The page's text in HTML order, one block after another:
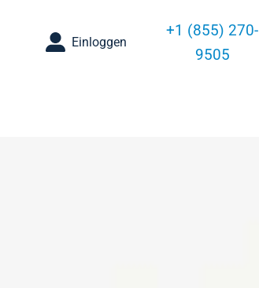
Einloggen
+1 (855) 270-
9505